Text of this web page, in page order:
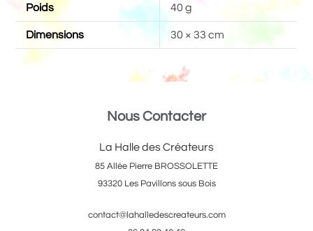
Poids 40 g
Dimensions 30 × 33 cm
Nous Contacter
La Halle des Créateurs
85 Allée Pierre BROSSOLETTE
93320 Les Pavillons sous Bois
contact@lahalledescreateurs.com